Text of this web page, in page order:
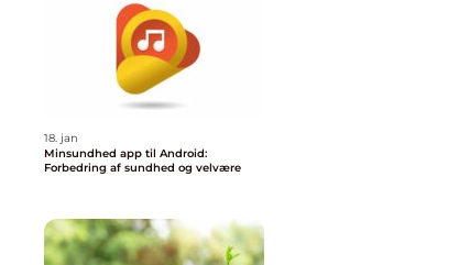
18. jan
Minsundhed app til Android:
Forbedring af sundhed og velvære